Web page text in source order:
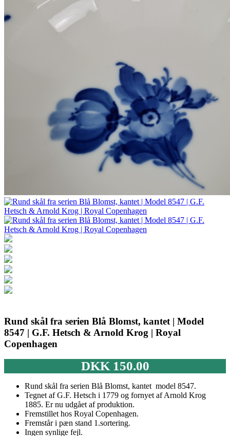
Rund skål fra serien Blå Blomst, kantet | Model
8547 | G.F. Hetsch & Arnold Krog | Royal
Copenhagen
DKK150.00
Rund skål fra serien Blå Blomst, kantet model 8547.
Tegnet af G.F. Hetsch i 1779 og fornyet af Arnold Krog
1885. Er nu udgået af produktion.
Fremstillet hos Royal Copenhagen.
Fremstår i pæn stand 1.sortering.
Ingen synlige fejl.